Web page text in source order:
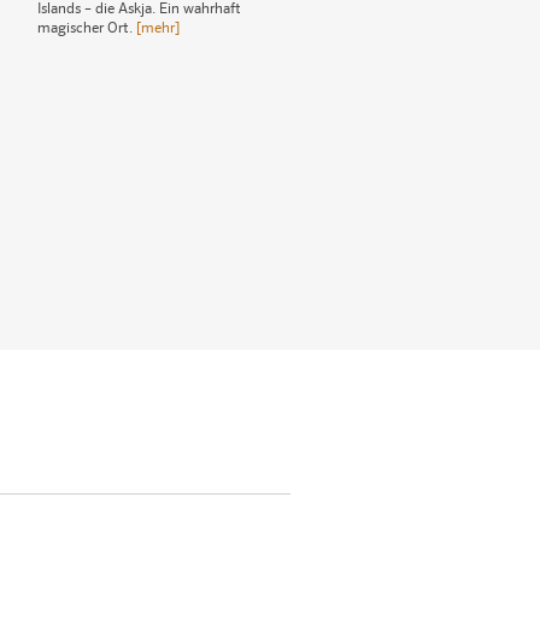
Islands – die Askja. Ein wahrhaft
magischer Ort. [mehr]